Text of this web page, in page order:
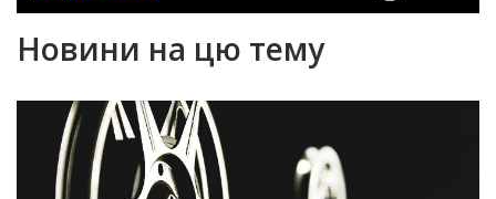
Новини на цю тему